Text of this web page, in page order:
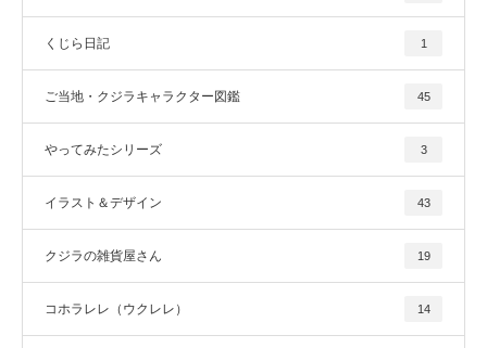
くじら日記 1
ご当地・クジラキャラクター図鑑 45
やってみたシリーズ 3
イラスト＆デザイン 43
クジラの雑貨屋さん 19
コホラレレ（ウクレレ） 14